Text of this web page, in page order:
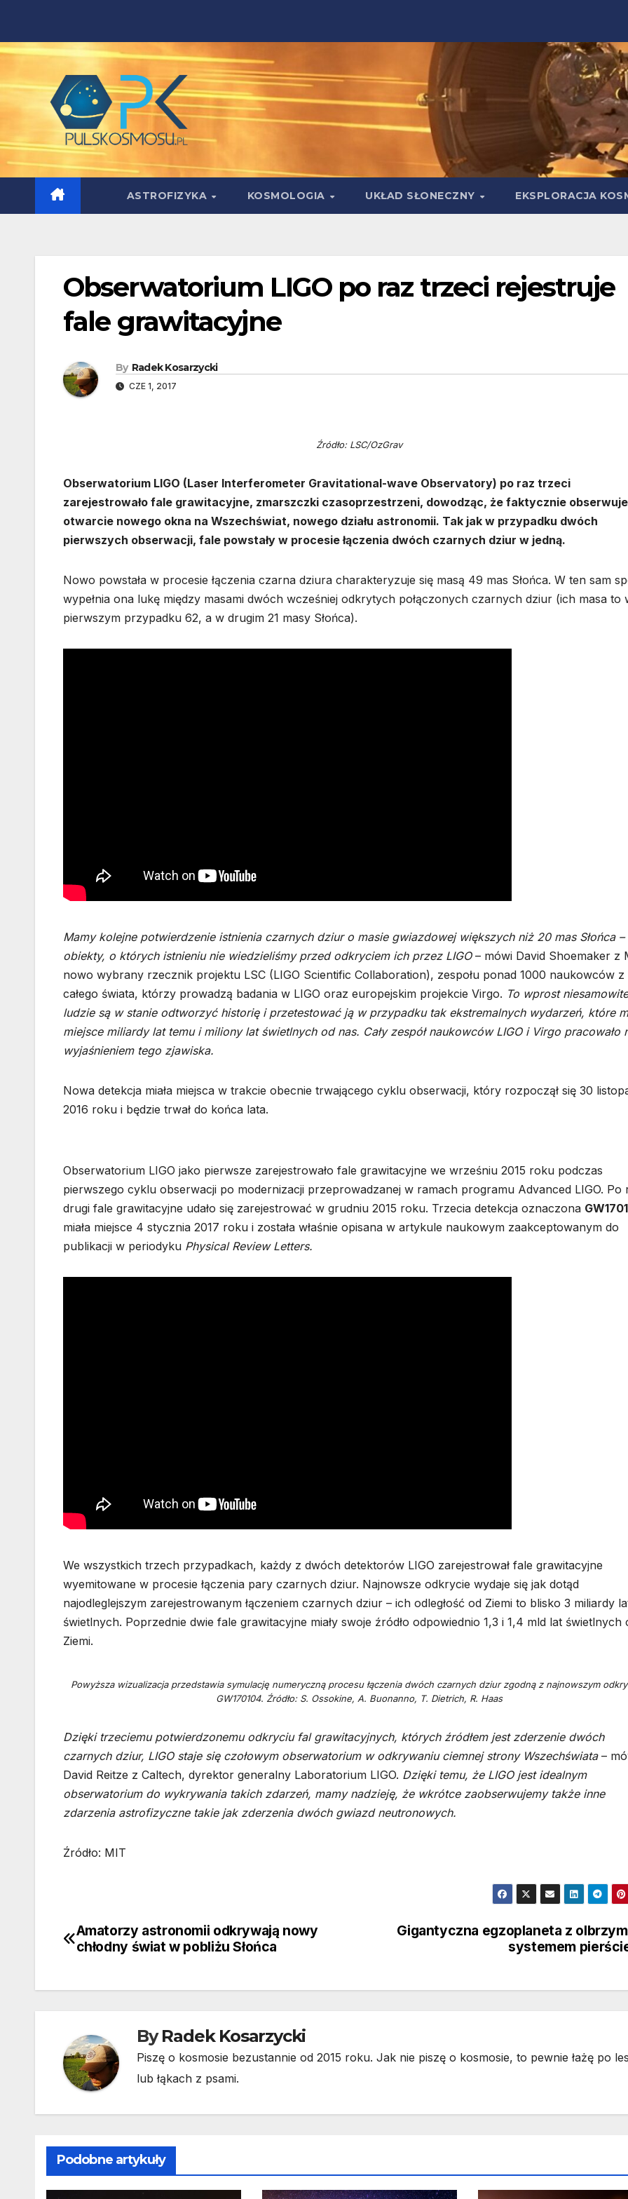
content
ASTROFIZYKA KOSMOLOGIA UKŁAD SŁONECZNY EKSPLORACJA
Obserwatorium LIGO po raz trzeci rejestruje
fale grawitacyjne
By Radek Kosarzycki
CZE 1, 2017
Źródło: LSC/OzGrav
Obserwatorium LIGO (Laser Interferometer Gravitational-wave Observatory) po raz trzeci
zarejestrowało fale grawitacyjne, zmarszczki czasoprzestrzeni, dowodząc, że faktycznie
otwarcie nowego okna na Wszechświat, nowego działu astronomii. Tak jak w przypadku dwóch
pierwszych obserwacji, fale powstały w procesie łączenia dwóch czarnych dziur w jedną.
Nowo powstała w procesie łączenia czarna dziura charakteryzuje się masą 49 mas Słońca. W ten sam
wypełnia ona lukę między masami dwóch wcześniej odkrytych połączonych czarnych dziur (ich masa to
pierwszym przypadku 62, a w drugim 21 masy Słońca).
Mamy kolejne potwierdzenie istnienia czarnych dziur o masie gwiazdowej większych niż 20 mas Słońca –
obiekty, o których istnieniu nie wiedzieliśmy przed odkryciem ich przez LIGO – mówi David Shoemaker z
nowo wybrany rzecznik projektu LSC (LIGO Scientific Collaboration), zespołu ponad 1000 naukowców z
całego świata, którzy prowadzą badania w LIGO oraz europejskim projekcie Virgo. To wprost
ludzie są w stanie odtworzyć historię i przetestować ją w przypadku tak ekstremalnych wydarzeń, które
miejsce miliardy lat temu i miliony lat świetlnych od nas. Cały zespół naukowców LIGO i Virgo pracowało
wyjaśnieniem tego zjawiska.
Nowa detekcja miała miejsca w trakcie obecnie trwającego cyklu obserwacji, który rozpoczął się 30
2016 roku i będzie trwał do końca lata.
Obserwatorium LIGO jako pierwsze zarejestrowało fale grawitacyjne we wrześniu 2015 roku podczas
pierwszego cyklu obserwacji po modernizacji przeprowadzanej w ramach programu Advanced LIGO. Po
drugi fale grawitacyjne udało się zarejestrować w grudniu 2015 roku. Trzecia detekcja oznaczona
miała miejsce 4 stycznia 2017 roku i została właśnie opisana w artykule naukowym zaakceptowanym do
publikacji w periodyku Physical Review Letters.
We wszystkich trzech przypadkach, każdy z dwóch detektorów LIGO zarejestrował fale grawitacyjne
wyemitowane w procesie łączenia pary czarnych dziur. Najnowsze odkrycie wydaje się jak dotąd
najodleglejszym zarejestrowanym łączeniem czarnych dziur – ich odległość od Ziemi to blisko 3 miliardy
świetlnych. Poprzednie dwie fale grawitacyjne miały swoje źródło odpowiednio 1,3 i 1,4 mld lat świetlnych
Ziemi.
Powyższa wizualizacja przedstawia symulację numeryczną procesu łączenia dwóch czarnych dziur zgodną z najnowszym
GW170104. Źródło: S. Ossokine, A. Buonanno, T. Dietrich, R. Haas
Dzięki trzeciemu potwierdzonemu odkryciu fal grawitacyjnych, których źródłem jest zderzenie dwóch
czarnych dziur, LIGO staje się czołowym obserwatorium w odkrywaniu ciemnej strony Wszechświata–
David Reitze z Caltech, dyrektor generalny Laboratorium LIGO. Dzięki temu, że LIGO jest idealnym
obserwatorium do wykrywania takich zdarzeń, mamy nadzieję, że wkrótce zaobserwujemy także inne
zdarzenia astrofizyczne takie jak zderzenia dwóch gwiazd neutronowych.
Źródło: MIT
Nawigacja
Gigantyczna egzoplaneta z
systemem
Amatorzy astronomii odkrywają nowy
chłodny świat w pobliżu Słońca
ByRadek Kosarzycki
Piszę o kosmosie bezustannie od 2015 roku. Jak nie piszę o kosmosie, to pewnie łażę po
lub łąkach z psami.
Podobne artykuły